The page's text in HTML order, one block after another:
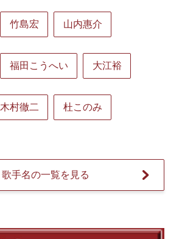
竹島宏 山内惠介
福田こうへい 大江裕
木村徹二 杜このみ
歌手名の一覧を見る